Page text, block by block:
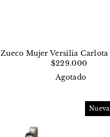
Zueco Mujer Versilia Carlota
$229.000
Agotado